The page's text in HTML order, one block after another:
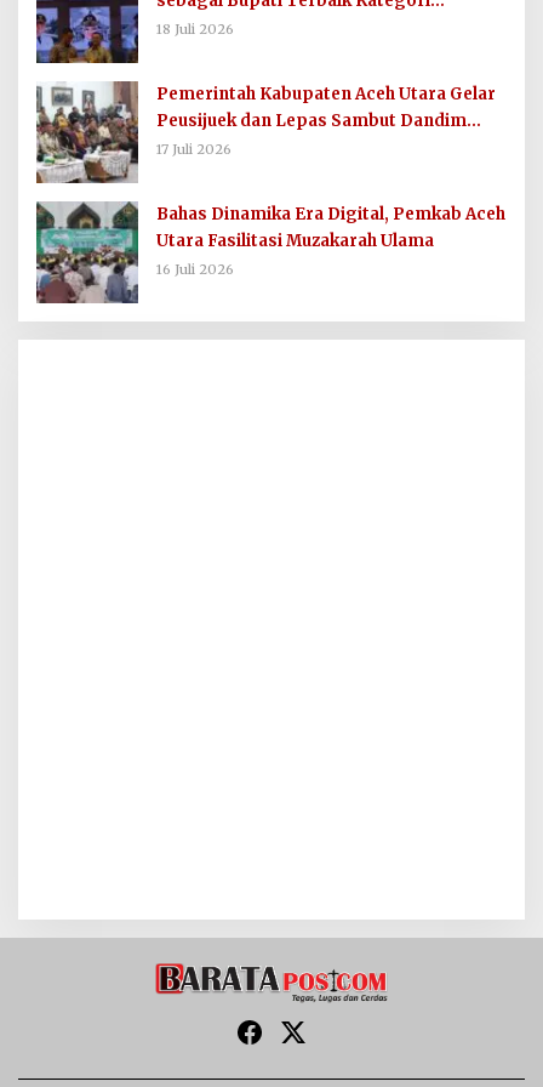
Komunikasi dan Informasi Publik
18 Juli 2026
Pemerintah Kabupaten Aceh Utara Gelar
Peusijuek dan Lepas Sambut Dandim
0103/AUT
17 Juli 2026
Bahas Dinamika Era Digital, Pemkab Aceh
Utara Fasilitasi Muzakarah Ulama
16 Juli 2026